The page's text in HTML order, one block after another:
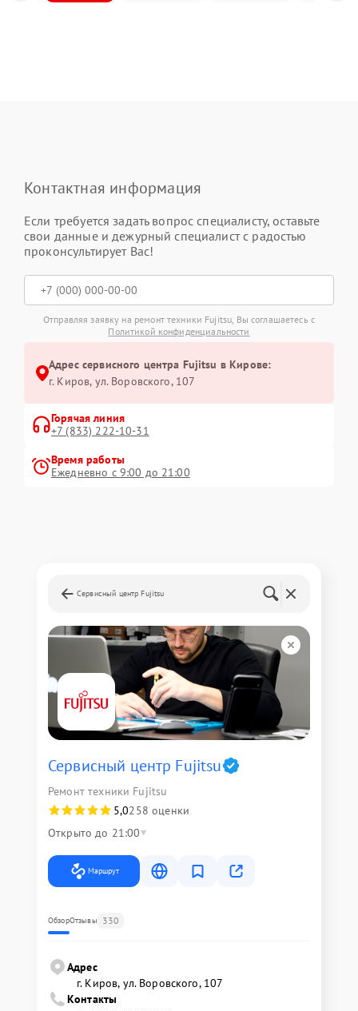
Контактная информация
Если требуется задать вопрос специалисту, оставьте
свои данные и дежурный специалист с радостью
проконсультирует Вас!
Отправляя заявку на ремонт техники Fujitsu, Вы соглашаетесь с
Политикой конфиденциальности
Адрес сервисного центра Fujitsu в Кирове:
г. Киров, ул. Воровского, 107
Горячая линия
+7 (833) 222-10-31
Время работы
Ежедневно с 9:00 до 21:00
Сервисный центр Fujitsu
Сервисный центр Fujitsu
Ремонт техники Fujitsu
5,0258 оценки
Открыто до 21:00
Маршрут
ОбзорОтзывы 330
Адрес
г. Киров, ул. Воровского, 107
Контакты